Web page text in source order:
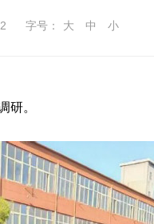
字号： 大 中 小
研。